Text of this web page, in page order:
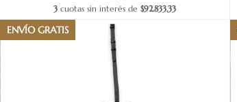
3 cuotas sin interés de $92.833,33
ENVÍO GRATIS